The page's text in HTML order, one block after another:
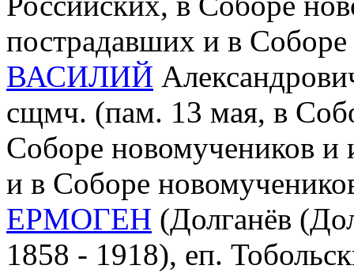
пострадавших и в
ВАСИЛИЙ
сщмч. (пам. 13 мая, в
Соборе новомучеников и
и в Соборе
ЕРМОГЕН (Долганёв
1858 - 1918), еп.